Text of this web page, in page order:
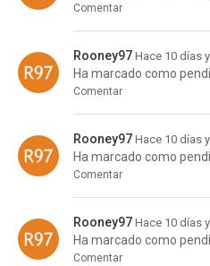
Comentar
Rooney97 Hace 10 días
Ha marcado como
Comentar
Rooney97 Hace 10 días
Ha marcado como
Comentar
Rooney97 Hace 10 días
Ha marcado como
Comentar